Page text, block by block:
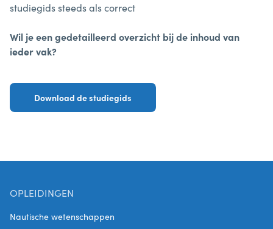
studiegids steeds als correct
Wil je een gedetailleerd overzicht bij de inhoud van
ieder vak?
Download de studiegids
OPLEIDINGEN
Nautische wetenschappen